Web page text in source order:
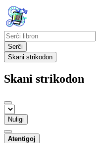
Serĉi
Skani strikodon
Skani strikodon
Nuligi
Atentigoj